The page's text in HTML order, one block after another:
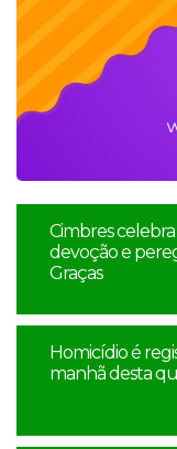
Cimbres
devoção e
Graças
Homicídio é
manhã desta